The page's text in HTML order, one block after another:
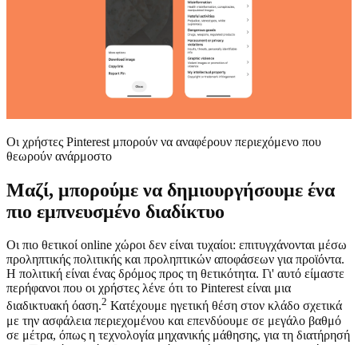
Οι χρήστες Pinterest μπορούν να αναφέρουν περιεχόμενο που
θεωρούν ανάρμοστο
Μαζί, μπορούμε να δημιουργήσουμε ένα
πιο εμπνευσμένο διαδίκτυο
Οι πιο θετικοί online χώροι δεν είναι τυχαίοι: επιτυγχάνονται μέσω
προληπτικής πολιτικής και προληπτικών αποφάσεων για προϊόντα.
Η πολιτική είναι ένας δρόμος προς τη θετικότητα. Γι' αυτό είμαστε
περήφανοι που οι χρήστες λένε ότι το Pinterest είναι μια
διαδικτυακή όαση.2 Κατέχουμε ηγετική θέση στον κλάδο σχετικά
με την ασφάλεια περιεχομένου και επενδύουμε σε μεγάλο βαθμό
σε μέτρα, όπως η τεχνολογία μηχανικής μάθησης, για τη διατήρησή